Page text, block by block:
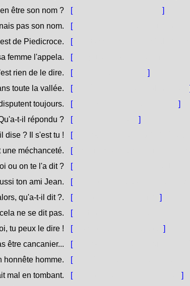
être son nom ?
[
]
pas son nom.
[
de Piedicroce.
[
femme l'appela.
[
rien de le dire.
[
]
toute la vallée.
[
]
toujours.
[
]
t-il répondu ?
[
]
dise ? Il s'est tu !
[
méchanceté.
[
ou on te l'a dit ?
[
ton ami Jean.
[
qu'a-t-il dit ?.
[
]
ne se dit pas.
[
tu peux le dire !
[
]
être cancanier...
[
honnête homme.
[
mal en tombant.
[
]